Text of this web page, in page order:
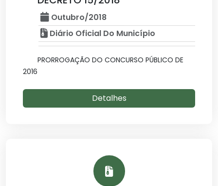
Outubro/2018
Diário Oficial Do Município
PRORROGAÇÃO DO CONCURSO PÚBLICO DE
2016
Detalhes